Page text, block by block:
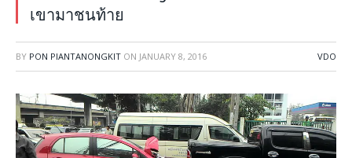
เขามาชนท้าย
BY PON PIANTANONGKIT ON JANUARY 8, 2016 VDO